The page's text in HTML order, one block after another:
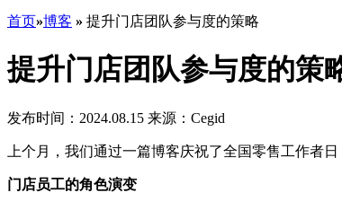
首页»博客 » 提升门店团队参与度的策略
提升门店团队参与度的策
发布时间：2024.08.15 来源：Cegid
上个月，我们通过一篇博客庆祝了全国零售工作者
门店员工的角色演变